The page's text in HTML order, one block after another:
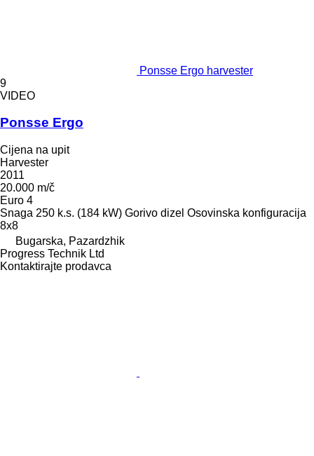
Ponsse Ergo harvester
9
VIDEO
Ponsse Ergo
Cijena na upit
Harvester
2011
20.000 m/č
Euro 4
Snaga 250 k.s. (184 kW) Gorivo dizel Osovinska konfiguracija
8x8
Bugarska, Pazardzhik
Progress Technik Ltd
Kontaktirajte prodavca